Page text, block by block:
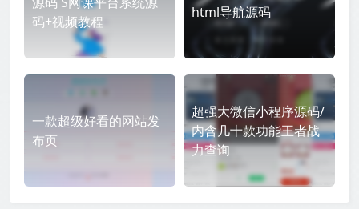
码+视频教程
html导航源码
一款超级好看的网站发
布页
超强大微信小程序源码/
内含几十款功能王者战
力查询